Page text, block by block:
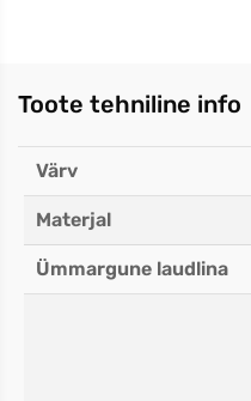
Toote tehniline info
Värv
Materjal
Ümmargune laudlina